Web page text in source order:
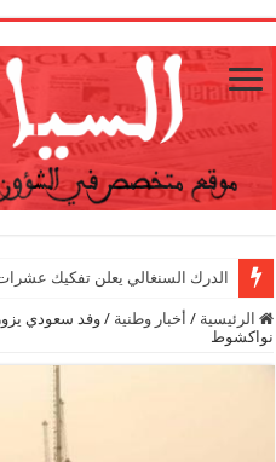
الدرك السنغالي يعلن تفكيك عشرات المآوي
الرئيسية / أخبار وطنية / وفد سعودي
نواكشوط